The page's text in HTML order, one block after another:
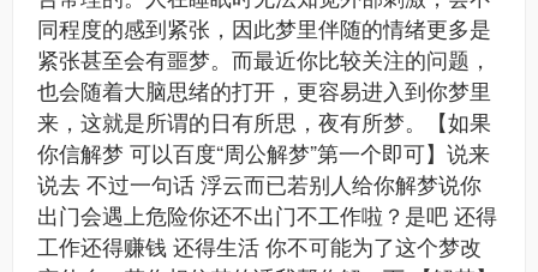
同程度的感到紧张，因此梦里伴随的情绪更多是
紧张甚至会有噩梦。而最近你比较关注的问题，
也会随着大脑思绪的打开，更容易进入到你梦里
来，这就是所谓的日有所思，夜有所梦。【如果
你信解梦 可以百度“周公解梦”第一个即可】说来
说去 不过一句话 浮云而已若别人给你解梦说你
出门会遇上危险你还不出门不工作啦？是吧 还得
工作还得赚钱 还得生活 你不可能为了这个梦改